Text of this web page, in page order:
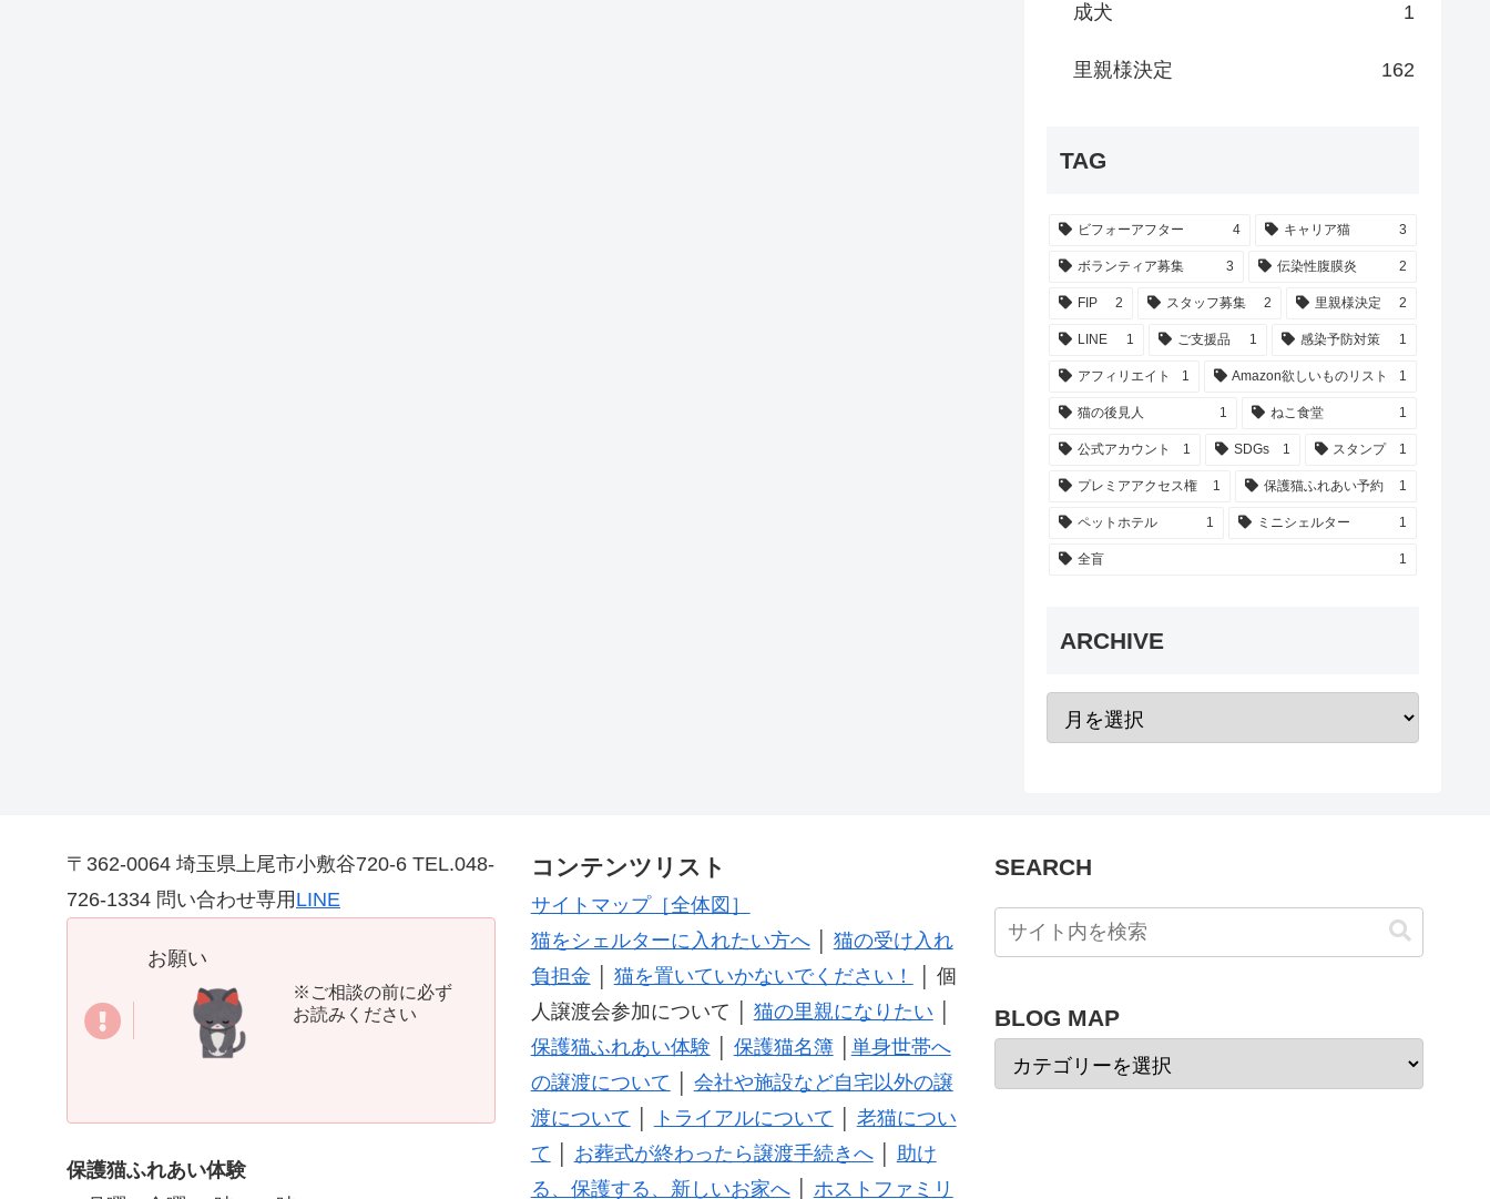
成犬 1
里親様決定 162
TAG
ビフォーアフター 4 キャリア猫 3
ボランティア募集 3 伝染性腹膜炎 2
FIP 2 スタッフ募集 2 里親様決定 2
LINE 1 ご支援品 1 感染予防対策 1
アフィリエイト 1 Amazon欲しいものリスト 1
猫の後見人 1 ねこ食堂 1
公式アカウント 1 SDGs 1 スタンプ 1
プレミアアクセス権 1 保護猫ふれあい予約 1
ペットホテル 1 ミニシェルター 1
全盲 1
ARCHIVE
〒362-0064 埼玉県上尾市小敷谷720-6 TEL.048-
726-1334 問い合わせ専用 LINE
お願い
※ご相談の前に必ず
お読みください
保護猫ふれあい体験
コンテンツリスト
サイトマップ［全体図］
猫をシェルターに入れたい方へ│ 猫の受け入れ
負担金
猫を置いていかないでください！
│ 個
人譲渡会参加について │ 猫の里親になりたい
保護猫ふれあい体験
保護猫名簿│ 単身世帯へ
の譲渡について
会社や施設など自宅以外の譲
渡について
トライアルについて
老猫につい
て
お葬式が終わったら譲渡手続きへ│
助け
る、保護する、新しいお家へ│ ホストファミリ
SEARCH
BLOG MAP